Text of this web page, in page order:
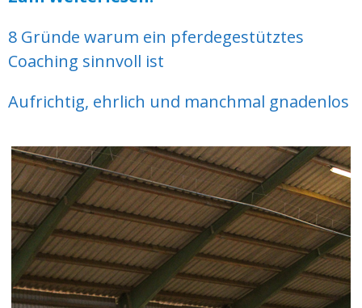
8 Gründe warum ein pferdegestütztes
Coaching sinnvoll ist
Aufrichtig, ehrlich und manchmal gnadenlos